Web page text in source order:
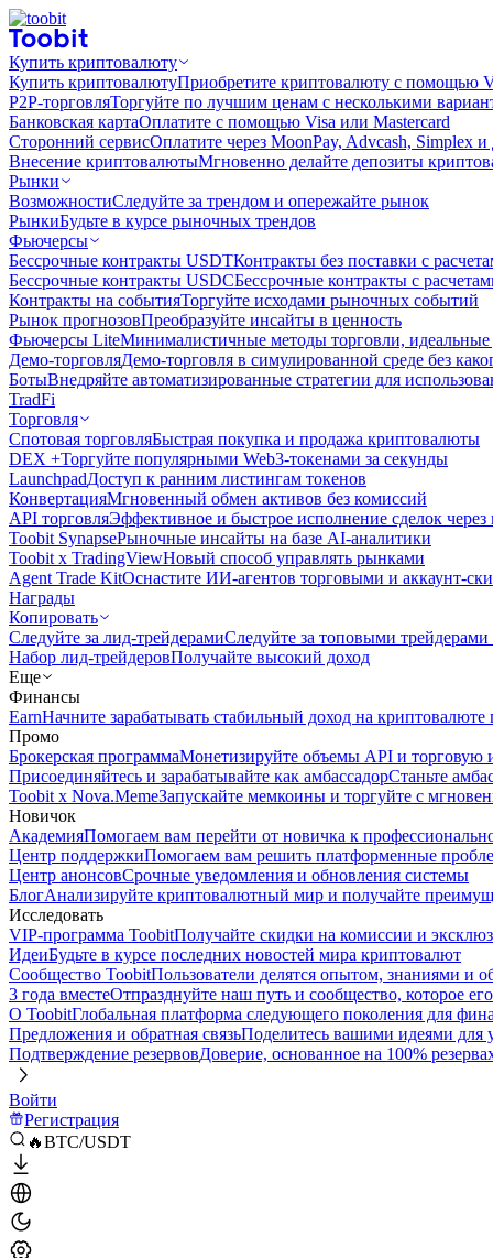
Купить криптовалюту
Купить криптовалютуПриобретите криптовалюту с помощью
P2P-торговляТоргуйте по лучшим ценам с несколькими
Банковская картаОплатите с помощью Visa или Mastercard
Сторонний сервисОплатите через MoonPay, Advcash, Simplex и
Внесение криптовалютыМгновенно делайте депозиты
Рынки
ВозможностиСледуйте за трендом и опережайте рынок
РынкиБудьте в курсе рыночных трендов
Фьючерсы
Бессрочные контракты USDTКонтракты без поставки с
Бессрочные контракты USDCБессрочные контракты с
Контракты на событияТоргуйте исходами рыночных событий
Рынок прогнозовПреобразуйте инсайты в ценность
Фьючерсы LiteМинималистичные методы торговли, идеальные
Демо-торговляДемо-торговля в симулированной среде без
БотыВнедряйте автоматизированные стратегии для
TradFi
Торговля
Спотовая торговляБыстрая покупка и продажа криптовалюты
DEX +Торгуйте популярными Web3-токенами за секунды
LaunchpadДоступ к ранним листингам токенов
КонвертацияМгновенный обмен активов без комиссий
API торговляЭффективное и быстрое исполнение сделок
Toobit SynapseРыночные инсайты на базе AI-аналитики
Toobit x TradingViewНовый способ управлять рынками
Agent Trade KitОснастите ИИ-агентов торговыми и аккаунт-
Награды
Копировать
Следуйте за лид-трейдерамиСледуйте за топовыми
Набор лид-трейдеровПолучайте высокий доход
Еще
Финансы
EarnНачните зарабатывать стабильный доход на криптовалюте
Промо
Брокерская программаМонетизируйте объемы API и торговую
Присоединяйтесь и зарабатывайте как амбассадорСтаньте
Toobit x Nova.MemeЗапускайте мемкоины и торгуйте с
Новичок
АкадемияПомогаем вам перейти от новичка к
Центр поддержкиПомогаем вам решить платформенные
Центр анонсовСрочные уведомления и обновления системы
БлогАнализируйте криптовалютный мир и получайте
Исследовать
VIP-программа ToobitПолучайте скидки на комиссии и
ИдеиБудьте в курсе последних новостей мира криптовалют
Сообщество ToobitПользователи делятся опытом, знаниями и
3 года вместеОтпразднуйте наш путь и сообщество, которое
О ToobitГлобальная платформа следующего поколения для
Предложения и обратная связьПоделитесь вашими идеями для
Подтверждение резервовДоверие, основанное на 100%
Войти
Регистрация
🔥BTC/USDT